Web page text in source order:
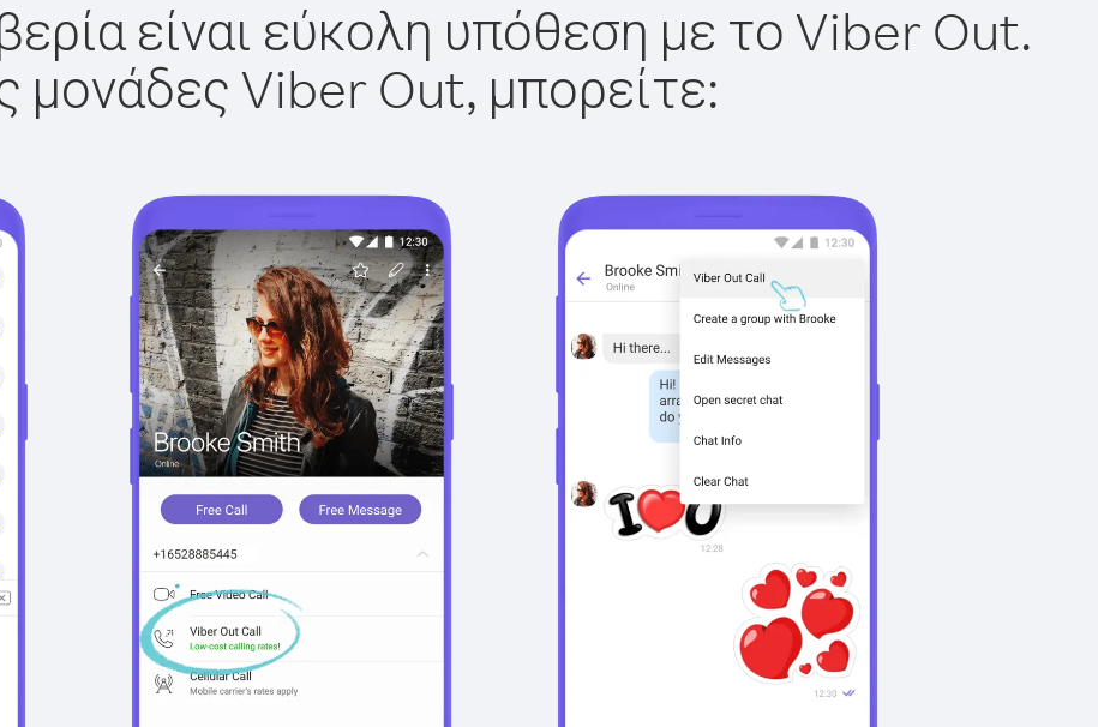
είναι εύκολη υπόθεση με το Viber Out.
μονάδες Viber Out, μπορείτε: